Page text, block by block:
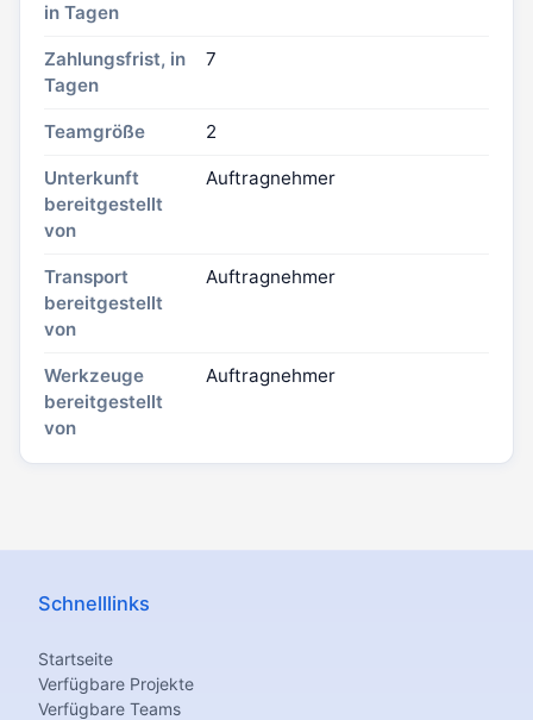
in Tagen
Zahlungsfrist, in
Tagen
7
Teamgröße 2
Unterkunft
bereitgestellt
von
Auftragnehmer
Transport
bereitgestellt
von
Auftragnehmer
Werkzeuge
bereitgestellt
von
Auftragnehmer
Schnelllinks
Startseite
Verfügbare Projekte
Verfügbare Teams